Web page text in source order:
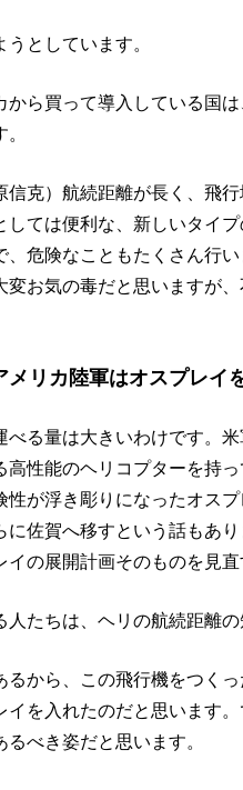
としています。
ら買って導入している国
信克）航続距離が長く、飛
ては便利な、新しいタイ
、危険なこともたくさん行
変お気の毒だと思いますが
メリカ陸軍はオスプレイ
べる量は大きいわけです。
高性能のヘリコプターを持
性が浮き彫りになったオス
に佐賀へ移すという話もあ
の展開計画そのものを見直
たちは、ヘリの航続距離
るから、この飛行機をつく
イを入れたのだと思います
べき姿だと思います。